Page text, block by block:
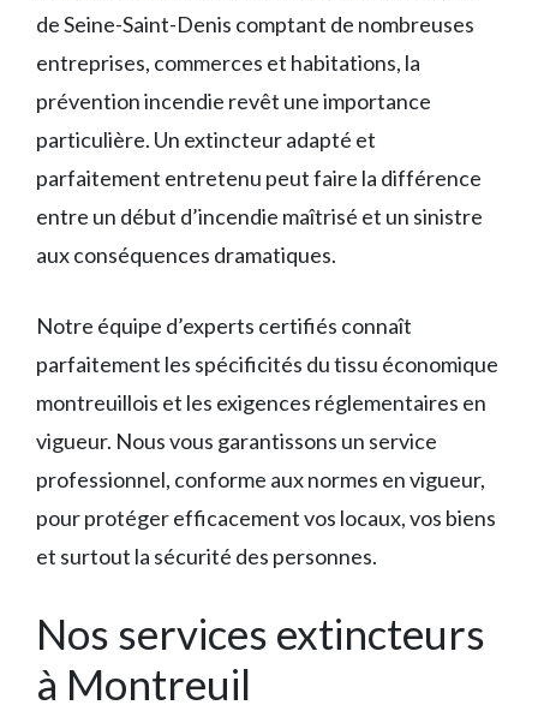
de Seine-Saint-Denis comptant de nombreuses
entreprises, commerces et habitations, la
prévention incendie revêt une importance
particulière. Un extincteur adapté et
parfaitement entretenu peut faire la différence
entre un début d’incendie maîtrisé et un sinistre
aux conséquences dramatiques.
Notre équipe d’experts certifiés connaît
parfaitement les spécificités du tissu économique
montreuillois et les exigences réglementaires en
vigueur. Nous vous garantissons un service
professionnel, conforme aux normes en vigueur,
pour protéger efficacement vos locaux, vos biens
et surtout la sécurité des personnes.
Nos services extincteurs
à Montreuil